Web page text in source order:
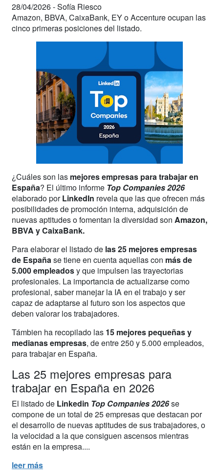
28/04/2026 -Sofía Riesco
Amazon, BBVA, CaixaBank, EY o Accenture ocupan las
cinco primeras posiciones del listado.
¿Cuáles son las mejores empresas para trabajar en
España? El último informe Top Companies 2026
elaborado porLinkedIn revela que las que ofrecen más
posibilidades de promoción interna, adquisición de
nuevas aptitudes o fomentan la diversidad son Amazon,
BBVA y CaixaBank.
Para elaborar el listado de las 25 mejores empresas
de España se tiene en cuenta aquellas con más de
5.000 empleadosy que impulsen las trayectorias
profesionales. La importancia de actualizarse como
profesional, saber manejar la IA en el trabajo y ser
capaz de adaptarse al futuro son los aspectos que
deben valorar los trabajadores.
Támbien ha recopilado las 15 mejores pequeñas y
medianas empresas, de entre 250 y 5.000 empleados,
para trabajar en España.
Las 25 mejores empresas para
trabajar en España en 2026
El listado de Linkedin Top Companies 2026se
compone de un total de 25 empresas que destacan por
el desarrollo de nuevas aptitudes de sus trabajadores, o
la velocidad a la que consiguen ascensos mientras
están en la empresa....
leer más